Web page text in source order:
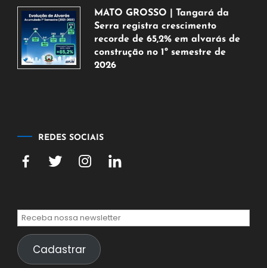
de
agosto
de
2026
MATO GROSSO | Tangará da
Serra registra crescimento
recorde de 65,2% em alvarás de
construção no 1º semestre de
2026
2026
REDES SOCIAIS
Cadastrar